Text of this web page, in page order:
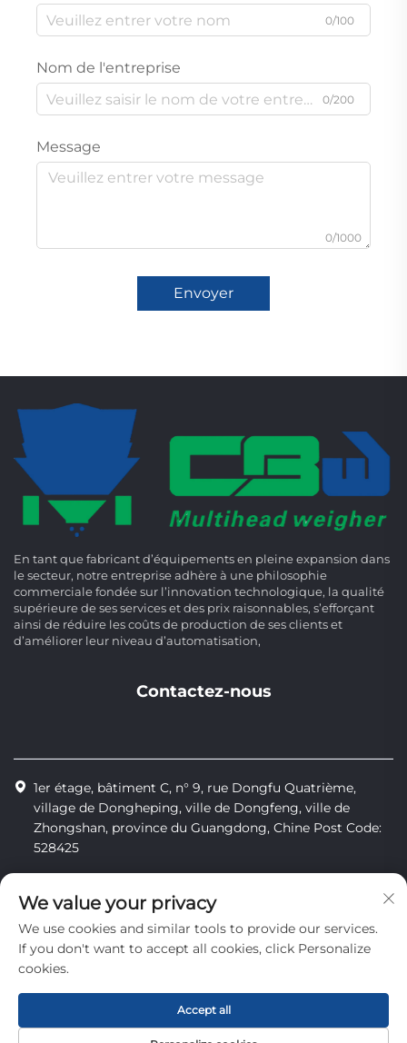
0/100
Nom de l'entreprise
0/200
Message
0/1000
Envoyer
En tant que fabricant d’équipements en pleine expansion dans
le secteur, notre entreprise adhère à une philosophie
commerciale fondée sur l’innovation technologique, la qualité
supérieure de ses services et des prix raisonnables, s’efforçant
ainsi de réduire les coûts de production de ses clients et
d’améliorer leur niveau d’automatisation,
Contactez-nous
1er étage, bâtiment C, n° 9, rue Dongfu Quatrième,
village de Dongheping, ville de Dongfeng, ville de
Zhongshan, province du Guangdong, Chine Post Code:
528425
[email protected]
Politique de confidentialité
We value your privacy
We use cookies and similar tools to provide our services.
If you don't want to accept all cookies, click Personalize
cookies.
Accept all